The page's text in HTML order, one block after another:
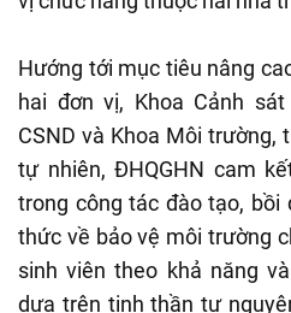
Hướng tới mục tiêu nâng
hai đơn vị, Khoa Cảnh
CSND và Khoa Môi trường,
tự nhiên, ĐHQGHN cam
trong công tác đào tạo, bồi
thức về bảo vệ môi trường
sinh viên theo khả năng
dựa trên tinh thần tự